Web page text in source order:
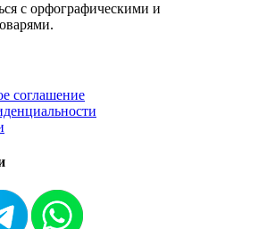
с орфографическими и
соглашение